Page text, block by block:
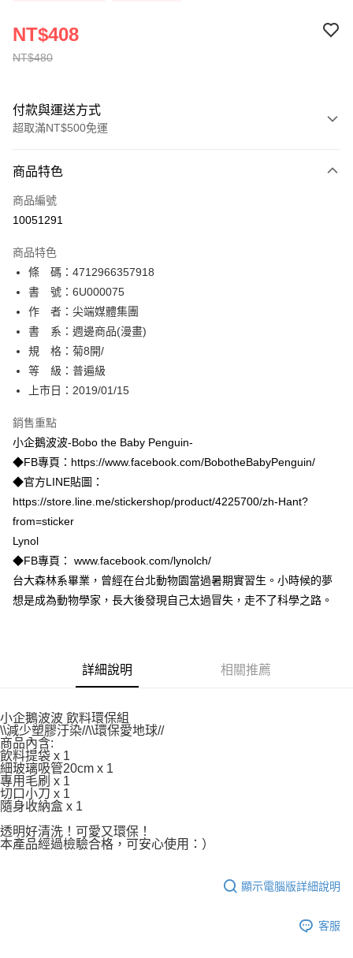
NT$480
NT$408
付款與運送方式
超取滿NT$500免運
信用卡一次付款
超商取貨付款
相關說明
【關於「AFTEE先享後付」】
AFTEE先享後付是「在收到商品之後才付款」的支付方式。 讓您購物簡單
便利好安心！
１．簡單：不需註冊會員、不需綁卡、不需儲值。
２．便利：只要手機號碼，簡訊認證，即可結帳。
３．安心：先確認商品／服務後，再付款。
【「AFTEE先享後付」結帳流程】
１．於結帳方式選擇「AFTEE先享後付」後，將跳轉至「AFTEE先享後付」
２．訂單成立數日內，您將收到繳費通知簡訊。
ATM／網路銀行／等多元方式進行付款，方視為交易完成。
※ 請注意：結帳手續完成當下不需立刻繳費，但若您需要取消訂單，請聯絡
購買商品的店家。未經商家同意取消之訂單仍視為有效，需透過AFTEE先享
後付繳納相關費用。
※ 交易是否成功請以「AFTEE先享後付 」之結帳頁面顯示為準，若有關於
是否繳費成功／繳費後需取消欲退款等相關疑問，請聯繫「AFTEE先享後付
【注意事項】
１．透過由恩沛科技股份有限公司提供之「AFTEE先享後付」服務完成之交
易，需依本服務之必要範圍內提供個人資料，並將交易相關給付款項請求債
權轉讓予恩沛科技股份有限公司。
４．使用「AFTEE先享後付」時，將依據個別帳號之用戶狀況，依本公司即
請求用戶進行身份認證。
５．嚴禁一人註冊多個帳號或使用他人資訊註冊。若發現惡意使用之情形，
恩沛科技股份有限公司將有權停止該用戶之使用額度並採取法律行動。
ATM付款
運送方式
全家取貨付款
每筆NT$80，滿NT$500(含以上)免運費
每筆NT$80，滿NT$500(含以上)免運費
每筆NT$80，滿NT$500(含以上)免運費
付款後萊爾富取貨
每筆NT$80，滿NT$500(含以上)免運費
7-11取貨付款
每筆NT$80，滿NT$500(含以上)免運費
付款後7-11取貨
每筆NT$100，滿NT$800(含以上)免運費
商品特色
商品編號
10051291
商品特色
條 碼：4712966357918
書 號：6U000075
作 者：尖端媒體集團
書 系：週邊商品(漫畫)
規 格：菊8開/
等 級：普遍級
上市日：2019/01/15
銷售重點
小企鵝波波-Bobo the Baby Penguin-
◆FB專頁：https://www.facebook.com/BobotheBabyPenguin/
◆官方LINE貼圖：
https://store.line.me/stickershop/product/4225700/zh-Hant?
from=sticker
Lynol
◆FB專頁： www.facebook.com/lynolch/
台大森林系畢業，曾經在台北動物園當過暑期實習生。小時候的夢
想是成為動物學家，長大後發現自己太過冒失，走不了科學之路。
詳細說明 相關推薦
小企鵝波波 飲料環保組
\\減少塑膠汙染//\\環保愛地球//
商品內含:
飲料提袋 x 1
細玻璃吸管20cm x 1
專用毛刷 x 1
切口小刀 x 1
隨身收納盒 x 1
透明好清洗！可愛又環保！
本產品經過檢驗合格，可安心使用：）
顯示電腦版詳細說明
客服